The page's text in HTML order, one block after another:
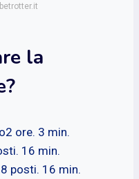
la
ore. 3 min.
16 min.
posti. 16 min.